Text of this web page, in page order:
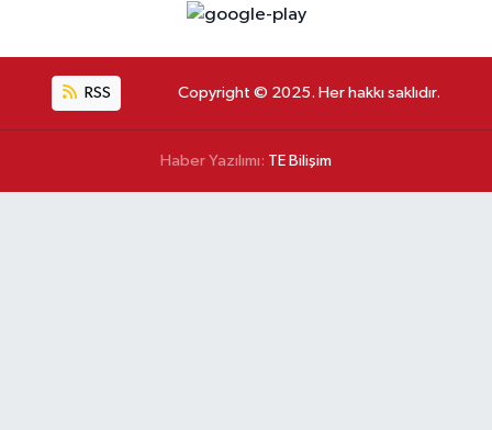
RSS Copyright © 2025. Her hakkı saklıdır.
Haber Yazılımı: TE Bilişim